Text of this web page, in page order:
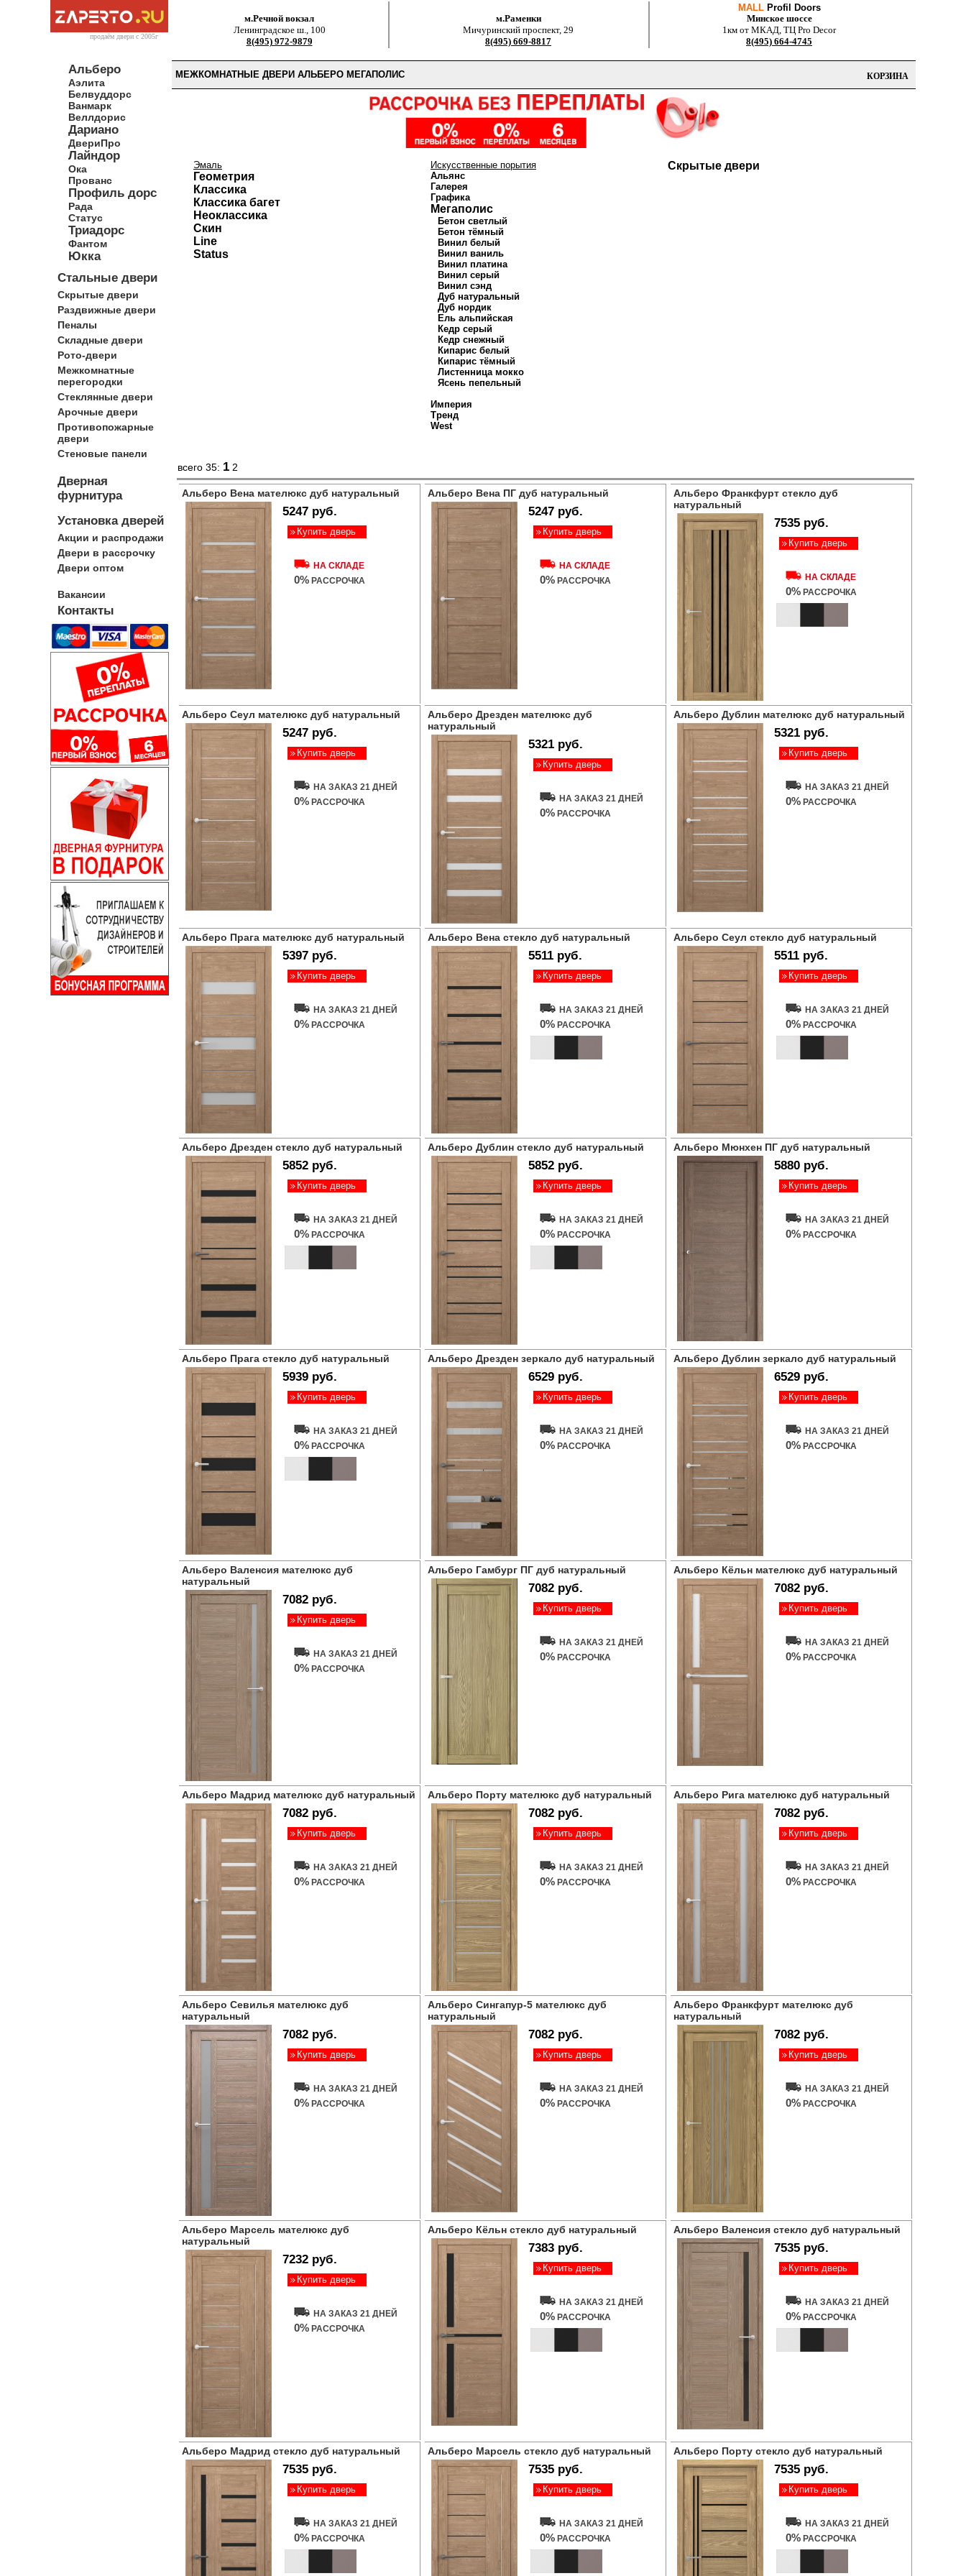
продаём двери c 2005г
Альберо
Аэлита
Белвуддорс
Ванмарк
Веллдорис
Дариано
ДвериПро
Лайндор
Ока
Прованс
Профиль дорс
Рада
Статус
Триадорс
Фантом
Юкка
Стальные двери
Скрытые двери
Раздвижные двери
Пеналы
Складные двери
Рото-двери
Межкомнатные
перегородки
Стеклянные двери
Арочные двери
Противопожарные
двери
Стеновые панели
Дверная
фурнитура
Установка дверей
Акции и распродажи
Двери в рассрочку
Двери оптом
Вакансии
Контакты
м.Речной вокзал
Ленинградское ш., 100
8(495) 972-9879
м.Раменки
Мичуринский проспект, 29
8(495) 669-8817
MALLProfil Doors
Минское шоссе
1км от МКАД, ТЦ Pro Decor
8(495) 664-4745
КОРЗИНА
МЕЖКОМНАТНЫЕ ДВЕРИ АЛЬБЕРО МЕГАПОЛИС
Эмаль
Геометрия
Классика
Классика багет
Неоклассика
Скин
Line
Status
Искусственные порытия
Альянс
Галерея
Графика
Мегаполис
Бетон светлый
Бетон тёмный
Винил белый
Винил ваниль
Винил платина
Винил серый
Винил сэнд
Дуб натуральный
Дуб нордик
Ель альпийская
Кедр серый
Кедр снежный
Кипарис белый
Кипарис тёмный
Листенница мокко
Ясень пепельный
Империя
Тренд
West
Скрытые двери
всего 35: 1 2
Альберо Вена мателюкс дуб натуральный
5247 руб.
Купить дверь
НА СКЛАДЕ
0% РАССРОЧКА
Альберо Вена ПГ дуб натуральный
5247 руб.
Купить дверь
НА СКЛАДЕ
0% РАССРОЧКА
Альберо Франкфурт стекло дуб
натуральный
7535 руб.
Купить дверь
НА СКЛАДЕ
0% РАССРОЧКА
Альберо Сеул мателюкс дуб натуральный
5247 руб.
Купить дверь
НА ЗАКАЗ 21 ДНЕЙ
0% РАССРОЧКА
Альберо Дрезден мателюкс дуб
натуральный
5321 руб.
Купить дверь
НА ЗАКАЗ 21 ДНЕЙ
0% РАССРОЧКА
Альберо Дублин мателюкс дуб натуральный
5321 руб.
Купить дверь
НА ЗАКАЗ 21 ДНЕЙ
0% РАССРОЧКА
Альберо Прага мателюкс дуб натуральный
5397 руб.
Купить дверь
НА ЗАКАЗ 21 ДНЕЙ
0% РАССРОЧКА
Альберо Вена стекло дуб натуральный
5511 руб.
Купить дверь
НА ЗАКАЗ 21 ДНЕЙ
0% РАССРОЧКА
Альберо Сеул стекло дуб натуральный
5511 руб.
Купить дверь
НА ЗАКАЗ 21 ДНЕЙ
0% РАССРОЧКА
Альберо Дрезден стекло дуб натуральный
5852 руб.
Купить дверь
НА ЗАКАЗ 21 ДНЕЙ
0% РАССРОЧКА
Альберо Дублин стекло дуб натуральный
5852 руб.
Купить дверь
НА ЗАКАЗ 21 ДНЕЙ
0% РАССРОЧКА
Альберо Мюнхен ПГ дуб натуральный
5880 руб.
Купить дверь
НА ЗАКАЗ 21 ДНЕЙ
0% РАССРОЧКА
Альберо Прага стекло дуб натуральный
5939 руб.
Купить дверь
НА ЗАКАЗ 21 ДНЕЙ
0% РАССРОЧКА
Альберо Дрезден зеркало дуб натуральный
6529 руб.
Купить дверь
НА ЗАКАЗ 21 ДНЕЙ
0% РАССРОЧКА
Альберо Дублин зеркало дуб натуральный
6529 руб.
Купить дверь
НА ЗАКАЗ 21 ДНЕЙ
0% РАССРОЧКА
Альберо Валенсия мателюкс дуб
натуральный
7082 руб.
Купить дверь
НА ЗАКАЗ 21 ДНЕЙ
0% РАССРОЧКА
Альберо Гамбург ПГ дуб натуральный
7082 руб.
Купить дверь
НА ЗАКАЗ 21 ДНЕЙ
0% РАССРОЧКА
Альберо Кёльн мателюкс дуб натуральный
7082 руб.
Купить дверь
НА ЗАКАЗ 21 ДНЕЙ
0% РАССРОЧКА
Альберо Мадрид мателюкс дуб натуральный
7082 руб.
Купить дверь
НА ЗАКАЗ 21 ДНЕЙ
0% РАССРОЧКА
Альберо Порту мателюкс дуб натуральный
7082 руб.
Купить дверь
НА ЗАКАЗ 21 ДНЕЙ
0% РАССРОЧКА
Альберо Рига мателюкс дуб натуральный
7082 руб.
Купить дверь
НА ЗАКАЗ 21 ДНЕЙ
0% РАССРОЧКА
Альберо Севилья мателюкс дуб
натуральный
7082 руб.
Купить дверь
НА ЗАКАЗ 21 ДНЕЙ
0% РАССРОЧКА
Альберо Сингапур-5 мателюкс дуб
натуральный
7082 руб.
Купить дверь
НА ЗАКАЗ 21 ДНЕЙ
0% РАССРОЧКА
Альберо Франкфурт мателюкс дуб
натуральный
7082 руб.
Купить дверь
НА ЗАКАЗ 21 ДНЕЙ
0% РАССРОЧКА
Альберо Марсель мателюкс дуб
натуральный
7232 руб.
Купить дверь
НА ЗАКАЗ 21 ДНЕЙ
0% РАССРОЧКА
Альберо Кёльн стекло дуб натуральный
7383 руб.
Купить дверь
НА ЗАКАЗ 21 ДНЕЙ
0% РАССРОЧКА
Альберо Валенсия стекло дуб натуральный
7535 руб.
Купить дверь
НА ЗАКАЗ 21 ДНЕЙ
0% РАССРОЧКА
Альберо Мадрид стекло дуб натуральный
7535 руб.
Купить дверь
НА ЗАКАЗ 21 ДНЕЙ
0% РАССРОЧКА
Альберо Марсель стекло дуб натуральный
7535 руб.
Купить дверь
НА ЗАКАЗ 21 ДНЕЙ
0% РАССРОЧКА
Альберо Порту стекло дуб натуральный
7535 руб.
Купить дверь
НА ЗАКАЗ 21 ДНЕЙ
0% РАССРОЧКА